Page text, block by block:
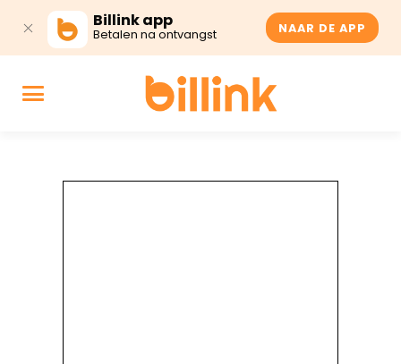
Billink app
Betalen na ontvangst NAAR DE APP